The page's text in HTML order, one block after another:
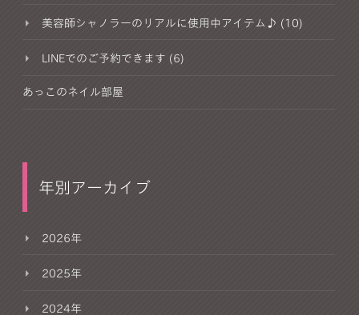
美容師シャノラーのリアルに使用中アイテム♪ (10)
LINEでのご予約できます (6)
あっこのネイル部屋
年別アーカイブ
2026年
2025年
2024年